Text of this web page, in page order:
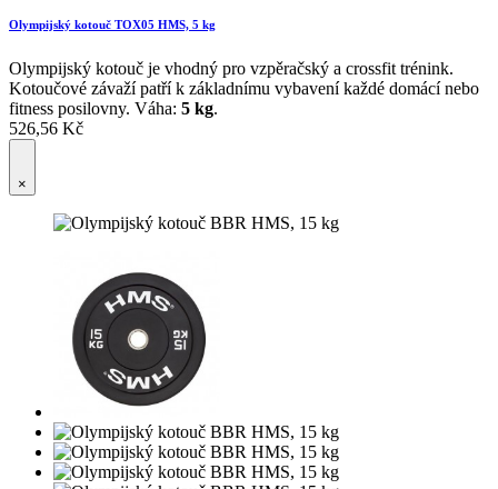
Olympijský kotouč TOX05 HMS, 5 kg
Olympijský kotouč je vhodný pro vzpěračský a crossfit trénink.
Kotoučové závaží patří k základnímu vybavení každé domácí nebo
fitness posilovny. Váha: 5 kg.
526,56 Kč
×